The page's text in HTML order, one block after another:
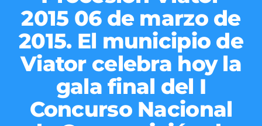
2015 06 de marzo de
2015. El municipio de
Viator celebra hoy la
gala final del I
Concurso Nacional